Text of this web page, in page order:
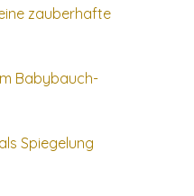
zauberhafte
Babybauch-
Spiegelung